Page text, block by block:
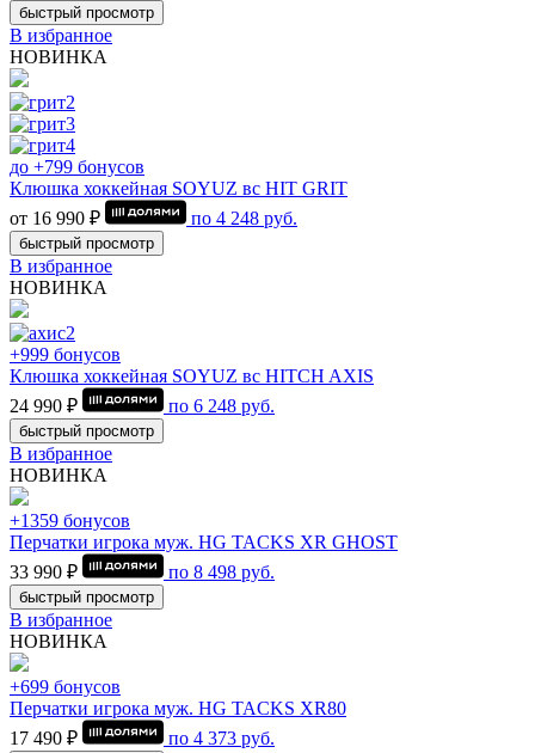
быстрый просмотр
В избранное
НОВИНКА
до +799 бонусов
Клюшка хоккейная SOYUZ вс HIT GRIT
от 16 990 ₽
по 4 248 руб.
быстрый просмотр
В избранное
НОВИНКА
+999 бонусов
Клюшка хоккейная SOYUZ вс HITCH AXIS
24 990 ₽
по 6 248 руб.
быстрый просмотр
В избранное
НОВИНКА
+1359 бонусов
Перчатки игрока муж. HG TACKS XR GHOST
33 990 ₽
по 8 498 руб.
быстрый просмотр
В избранное
НОВИНКА
+699 бонусов
Перчатки игрока муж. HG TACKS XR80
17 490 ₽
по 4 373 руб.